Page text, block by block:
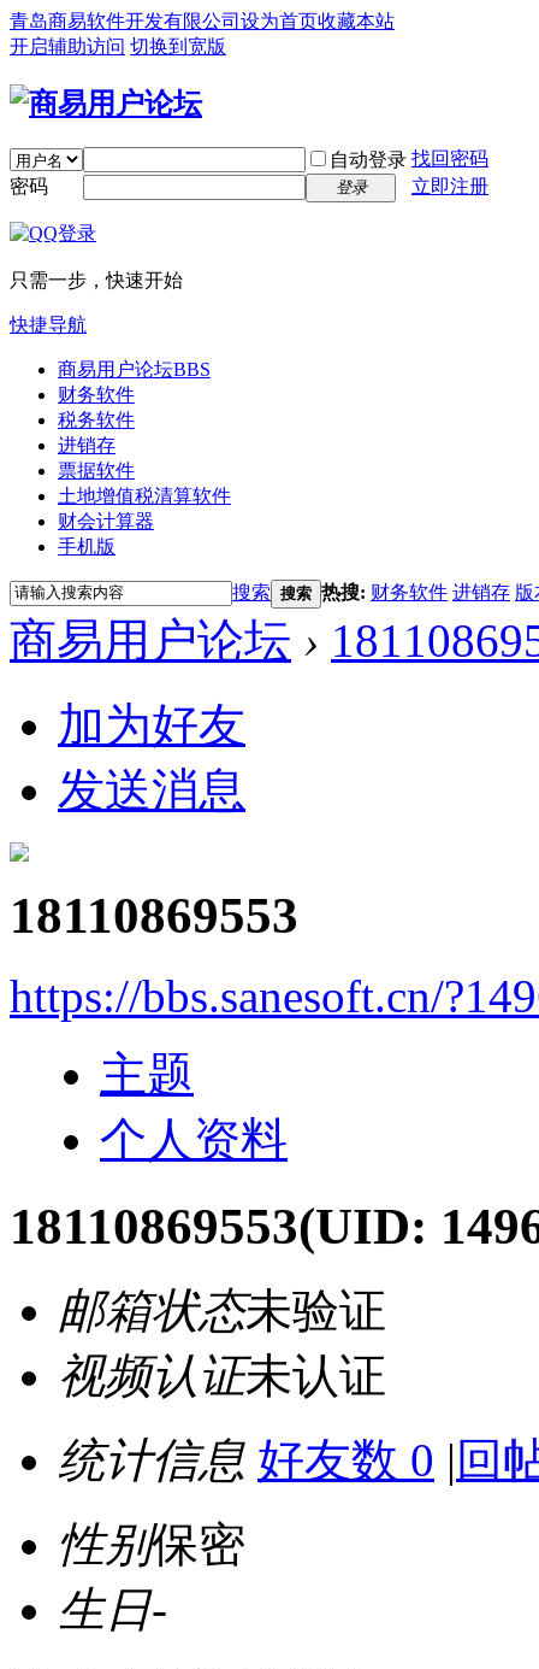
青岛商易软件开发有限公司 设为首页收藏本站
开启辅助访问 切换到宽版
自动登录 找回密码
密码
登录 立即注册
只需一步，快速开始
快捷导航
商易用户论坛BBS
财务软件
税务软件
进销存
票据软件
土地增值税清算软件
财会计算器
手机版
搜索 搜索 热搜: 财务软件 进销存 版
商易用户论坛 ›
加为好友
发送消息
18110869553
https://bbs.sanesoft.cn/
主题
个人资料
18110869553(UID:
邮箱状态未验证
视频认证未认证
统计信息 好友数 0 | 回
性别保密
生日-